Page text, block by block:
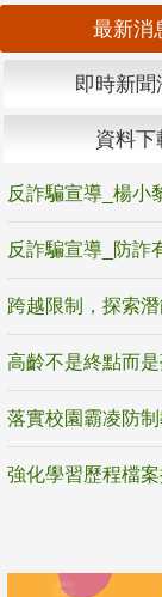
最新消
即時新聞
資料下
反詐騙宣導_楊小
落實校園霸凌防